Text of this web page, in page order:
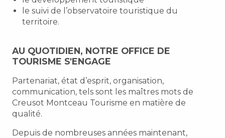
le suivi de l’observatoire touristique du
territoire.
AU QUOTIDIEN, NOTRE OFFICE DE
TOURISME S'ENGAGE
Partenariat, état d’esprit, organisation,
communication, tels sont les maîtres mots de
Creusot Montceau Tourisme en matière de
qualité.
Depuis de nombreuses années maintenant,